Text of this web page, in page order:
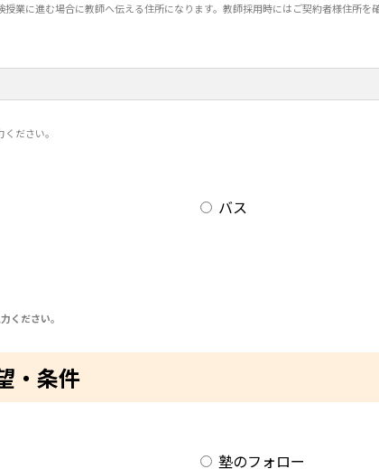
業に進む場合に教師へ伝える住所になります。教師採用時にはご契約者様住所を確
ださい。
バス
ください。
・条件
塾のフォロー